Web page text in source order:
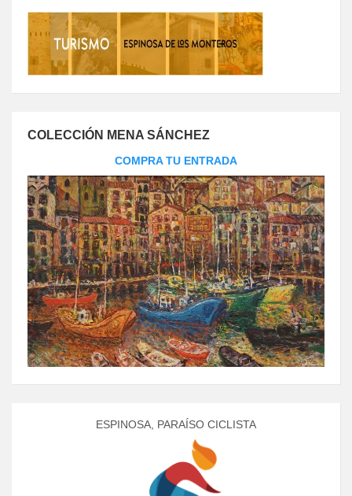
COLECCIÓN MENA SÁNCHEZ
COMPRA TU ENTRADA
ESPINOSA, PARAÍSO CICLISTA